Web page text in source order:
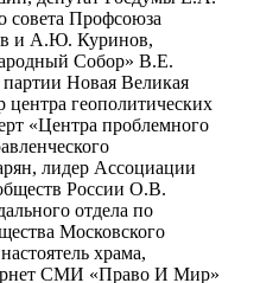
совета Профсоюза
и А.Ю. Куринов,
Собор» В.Е.
Новая Великая
геополитических
«Центра проблемного
лидер Ассоциации
России О.В.
отдела по
Московского
храма,
СМИ «Право И Мир»